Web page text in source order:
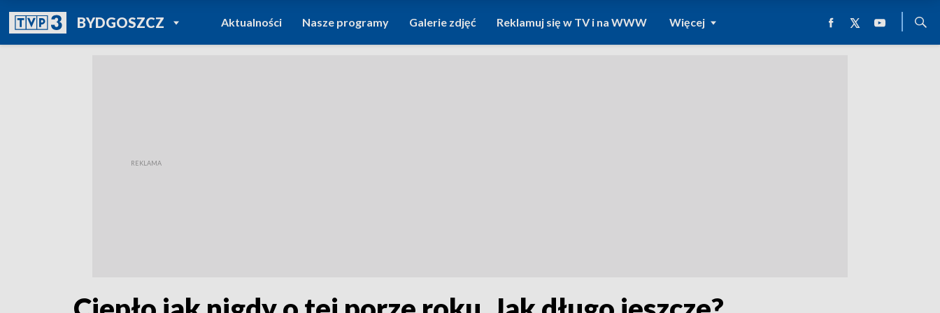
BYDGOSZCZPOWRÓT DO
TVP REGIONY
Aktualności Nasze programy Galerie zdjęć Reklamuj się w TV i na WWW Więcej